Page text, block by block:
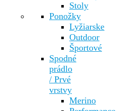
Stoly
Ponožky
Lyžiarske
Outdoor
Športové
Spodné
prádlo
/ Prvé
vrstvy
Merino